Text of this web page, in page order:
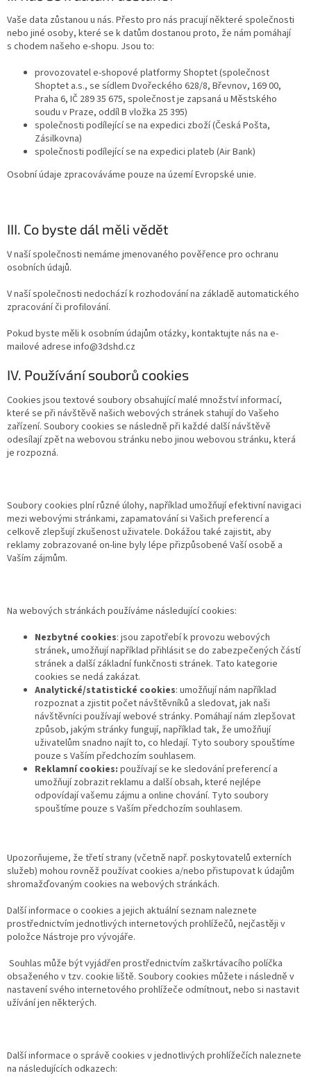
Vaše data zůstanou u nás. Přesto pro nás pracují některé společnosti
nebo jiné osoby, které se k datům dostanou proto, že nám pomáhají
s chodem našeho e-shopu. Jsou to:
provozovatel e-shopové platformy Shoptet (společnost
Shoptet a.s., se sídlem Dvořeckého 628/8, Břevnov, 169 00,
Praha 6, IČ 289 35 675, společnost je zapsaná u Městského
soudu v Praze, oddíl B vložka 25 395)
společnosti podílející se na expedici zboží (Česká Pošta,
Zásilkovna)
společnosti podílející se na expedici plateb (Air Bank)
Osobní údaje zpracováváme pouze na území Evropské unie.
III. Co byste dál měli vědět
V naší společnosti nemáme jmenovaného pověřence pro ochranu
osobních údajů.
V naší společnosti nedochází k rozhodování na základě automatického
zpracování či profilování.
Pokud byste měli k osobním údajům otázky, kontaktujte nás na e-
mailové adrese info@3dshd.cz
IV. Používání souborů cookies
Cookies jsou textové soubory obsahující malé množství informací,
které se při návštěvě našich webových stránek stahují do Vašeho
zařízení. Soubory cookies se následně při každé další návštěvě
odesílají zpět na webovou stránku nebo jinou webovou stránku, která
je rozpozná.
Soubory cookies plní různé úlohy, například umožňují efektivní navigaci
mezi webovými stránkami, zapamatování si Vašich preferencí a
celkově zlepšují zkušenost uživatele. Dokážou také zajistit, aby
reklamy zobrazované on-line byly lépe přizpůsobené Vaší osobě a
Vaším zájmům.
Na webových stránkách používáme následující cookies:
Nezbytné cookies: jsou zapotřebí k provozu webových
stránek, umožňují například přihlásit se do zabezpečených částí
stránek a další základní funkčnosti stránek. Tato kategorie
cookies se nedá zakázat.
Analytické/statistické cookies: umožňují nám například
rozpoznat a zjistit počet návštěvníků a sledovat, jak naši
návštěvníci používají webové stránky. Pomáhají nám zlepšovat
způsob, jakým stránky fungují, například tak, že umožňují
uživatelům snadno najít to, co hledají. Tyto soubory spouštíme
pouze s Vaším předchozím souhlasem.
Reklamní cookies: používají se ke sledování preferencí a
umožňují zobrazit reklamu a další obsah, které nejlépe
odpovídají vašemu zájmu a online chování. Tyto soubory
spouštíme pouze s Vaším předchozím souhlasem.
Upozorňujeme, že třetí strany (včetně např. poskytovatelů externích
služeb) mohou rovněž používat cookies a/nebo přistupovat k údajům
shromažďovaným cookies na webových stránkách.
Další informace o cookies a jejich aktuální seznam naleznete
prostřednictvím jednotlivých internetových prohlížečů, nejčastěji v
položce Nástroje pro vývojáře.
Souhlas může být vyjádřen prostřednictvím zaškrtávacího políčka
obsaženého v tzv. cookie liště. Soubory cookies můžete i následně v
nastavení svého internetového prohlížeče odmítnout, nebo si nastavit
užívání jen některých.
Další informace o správě cookies v jednotlivých prohlížečích naleznete
na následujících odkazech: